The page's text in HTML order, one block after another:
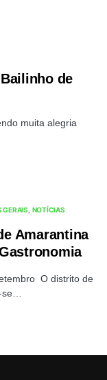
de
muita alegria
GERAIS NOTÍCIAS
Amarantina
O distrito de